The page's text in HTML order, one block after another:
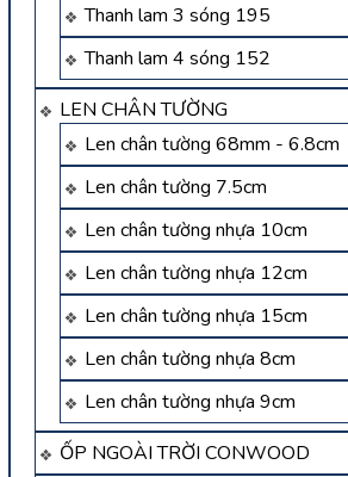
Thanh lam 3 sóng 195
Thanh lam 4 sóng 152
LEN CHÂN TƯỜNG
Len chân tường 68mm - 6.8cm
Len chân tường 7.5cm
Len chân tường nhựa 10cm
Len chân tường nhựa 12cm
Len chân tường nhựa 15cm
Len chân tường nhựa 8cm
Len chân tường nhựa 9cm
ỐP NGOÀI TRỜI CONWOOD